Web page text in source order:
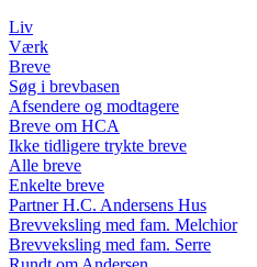
Liv
Værk
Breve
Søg i brevbasen
Afsendere og modtagere
Breve om HCA
Ikke tidligere trykte breve
Alle breve
Enkelte breve
Partner H.C. Andersens Hus
Brevveksling med fam. Melchior
Brevveksling med fam. Serre